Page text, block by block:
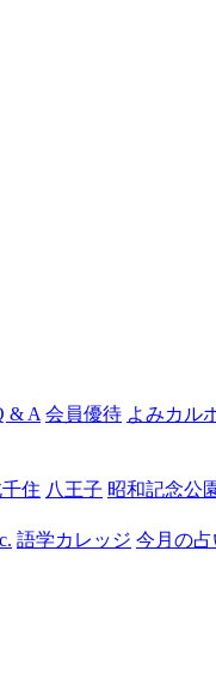
& A 会員優待 よみカル
住 八王子 昭和記念公
語学カレッジ 今月の占